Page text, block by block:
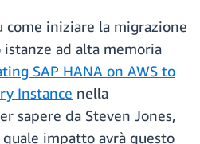
come iniziare la migrazione
istanze ad alta memoria
SAP HANA on AWS to
Instance nella
sapere da Steven Jones,
quale impatto avrà questo